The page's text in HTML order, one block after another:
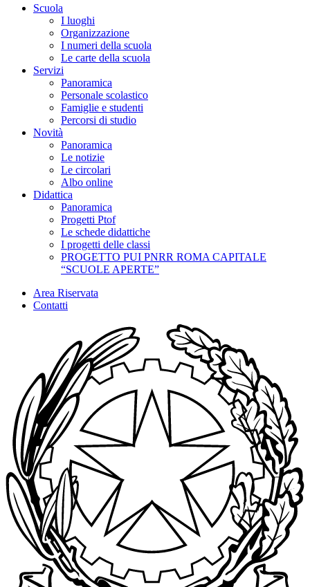
Scuola
I luoghi
Organizzazione
I numeri della scuola
Le carte della scuola
Servizi
Panoramica
Personale scolastico
Famiglie e studenti
Percorsi di studio
Novità
Panoramica
Le notizie
Le circolari
Albo online
Didattica
Panoramica
Progetti Ptof
Le schede didattiche
I progetti delle classi
PROGETTO PUI PNRR ROMA CAPITALE
“SCUOLE APERTE”
Area Riservata
Contatti